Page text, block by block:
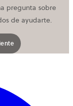
pregunta sobre
de ayudarte.